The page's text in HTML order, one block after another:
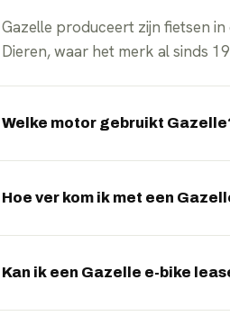
Gazelle produceert zijn fietsen
Dieren, waar het merk al sinds
Welke motor gebruikt
middenmotor, die soepel en
Hoe ver kom ik met een
ondersteuningsstand rijd je
Kan ik een Gazelle e-bike